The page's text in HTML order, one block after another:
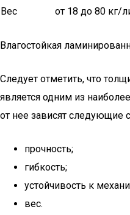
Вес
от 18 до 80 кг/
Влагостойкая
Следует отметить, что
является одним из
от нее зависят следующие
прочность;
гибкость;
устойчивость к
вес.